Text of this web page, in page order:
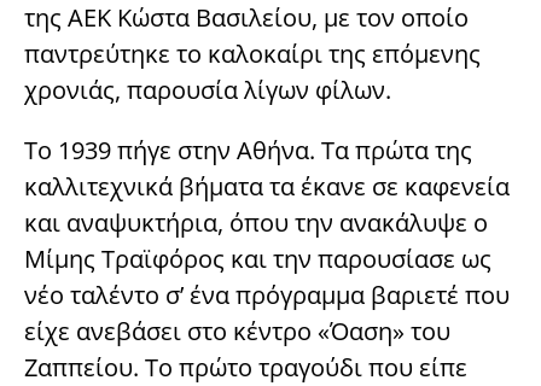
της ΑΕΚ Κώστα Βασιλείου, με τον οποίο
παντρεύτηκε το καλοκαίρι της επόμενης
χρονιάς, παρουσία λίγων φίλων.
Το 1939 πήγε στην Αθήνα. Τα πρώτα της
καλλιτεχνικά βήματα τα έκανε σε καφενεία
και αναψυκτήρια, όπου την ανακάλυψε ο
Μίμης Τραϊφόρος και την παρουσίασε ως
νέο ταλέντο σ’ ένα πρόγραμμα βαριετέ που
είχε ανεβάσει στο κέντρο «Όαση» του
Ζαππείου. Το πρώτο τραγούδι που είπε